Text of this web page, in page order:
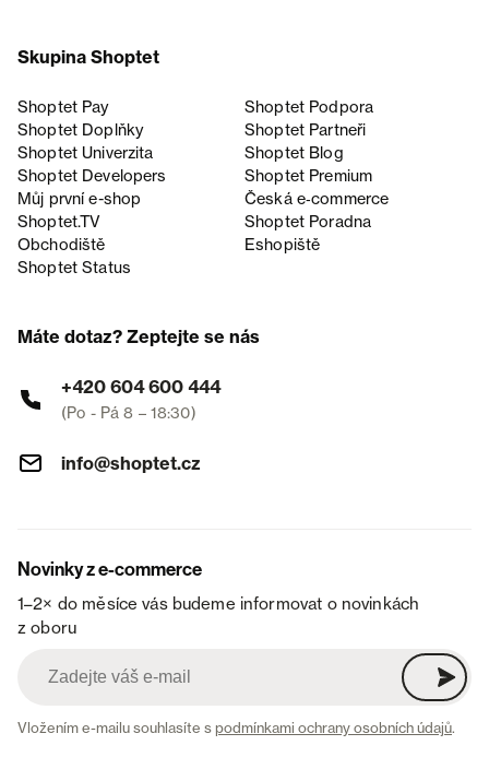
Skupina Shoptet
Shoptet Pay
Shoptet Podpora
Shoptet Doplňky
Shoptet Partneři
Shoptet Univerzita
Shoptet Blog
Shoptet Developers
Shoptet Premium
Můj první e-shop
Česká e‑commerce
Shoptet.TV
Shoptet Poradna
Obchodiště
Eshopiště
Shoptet Status
Máte dotaz? Zeptejte se nás
+420 604 600 444
(Po - Pá 8 – 18:30)
info@shoptet.cz
Novinky z e-commerce
1–2× do měsíce vás budeme informovat o novinkách
z oboru
Vložením e-mailu souhlasíte spodmínkami ochrany osobních údajů.